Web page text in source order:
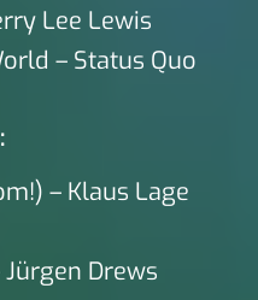
Lee Lewis
– Status Quo
– Klaus Lage
Drews